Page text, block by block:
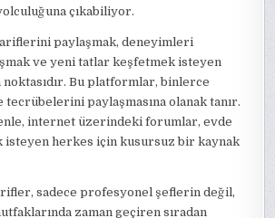
çıkabiliyor.
paylaşmak, deneyimleri
ve yeni tatlar keşfetmek isteyen
noktasıdır. Bu platformlar, binlerce
tecrübelerini paylaşmasına olanak tanır.
internet üzerindeki forumlar, evde
isteyen herkes için kusursuz bir kaynak
sadece profesyonel şeflerin değil,
zaman geçiren sıradan